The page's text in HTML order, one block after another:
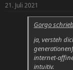
21. Juli 2021
Gorgo
ja, versteh
internet-
intuitiv.